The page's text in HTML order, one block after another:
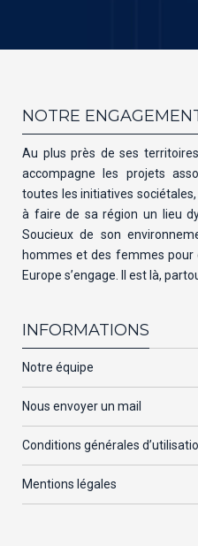
NOTRE
Au plus près de ses
accompagne les projets
toutes les initiatives
à faire de sa région un lieu
Soucieux de son
hommes et des femmes pour
Europe s’engage. Il est là,
INFORMATIONS
Notre équipe
Nous envoyer un mail
Conditions générales
Mentions légales